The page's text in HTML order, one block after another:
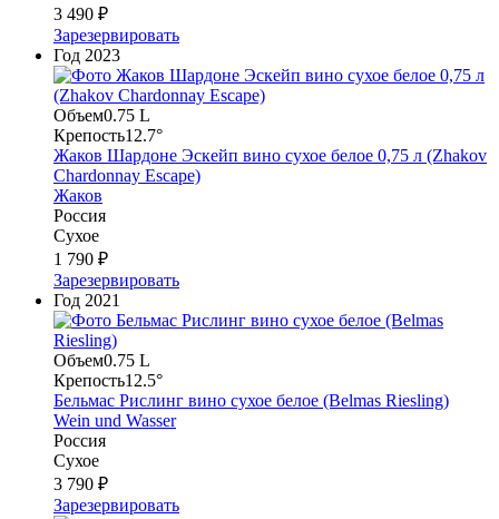
3 490 ₽
Зарезервировать
Год 2023
Объем0.75 L
Крепость12.7°
Жаков Шардоне Эскейп вино сухое белое 0,75 л (Zhakov
Chardonnay Escape)
Жаков
Россия
Сухое
1 790 ₽
Зарезервировать
Год 2021
Объем0.75 L
Крепость12.5°
Бельмас Рислинг вино сухое белое (Belmas Riesling)
Wein und Wasser
Россия
Сухое
3 790 ₽
Зарезервировать